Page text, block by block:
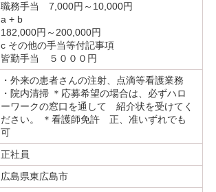
職務手当 7,000円～10,000円
a + b
182,000円～200,000円
c その他の手当等付記事項
皆勤手当 ５０００円
・外来の患者さんの注射、点滴等看護業務
・院内清掃 ＊応募希望の場合は、必ずハロ
ーワークの窓口を通して 紹介状を受けてく
ださい。 ＊看護師免許 正、准いずれでも
可
正社員
広島県東広島市